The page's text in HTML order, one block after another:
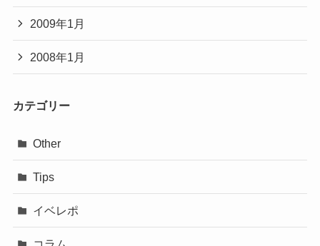
2009年1月
2008年1月
カテゴリー
Other
Tips
イベレポ